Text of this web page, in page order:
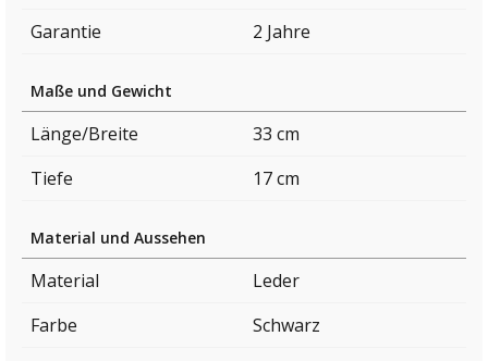
Garantie
2 Jahre
Maße und Gewicht
Länge/Breite
33 cm
Tiefe
17 cm
Material und Aussehen
Material
Leder
Farbe
Schwarz